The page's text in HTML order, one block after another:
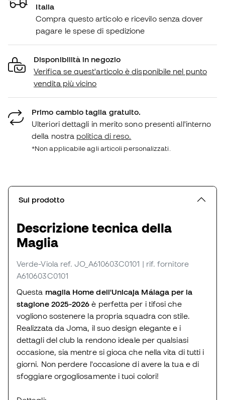
Italia
Compra questo articolo e ricevilo senza dover
pagare le spese di spedizione
Disponibilità in negozio
Verifica se quest'articolo è disponibile nel punto
vendita più vicino
Primo cambio taglia gratuito.
Ulteriori dettagli in merito sono presenti all'interno
della nostra politica di reso.
*Non applicabile agli articoli personalizzati.
Sul prodotto
Descrizione tecnica della
Maglia
Verde-Viola ref. JO_A610603C0101 | rif. fornitore
A610603C0101
Questa maglia Home dell'Unicaja Málaga per la
stagione 2025-2026è perfetta per i tifosi che
vogliono sostenere la propria squadra con stile.
Realizzata da Joma, il suo design elegante e i
dettagli del club la rendono ideale per qualsiasi
occasione, sia mentre si gioca che nella vita di tutti i
giorni. Non perdere l'occasione di avere la tua e di
sfoggiare orgogliosamente i tuoi colori!